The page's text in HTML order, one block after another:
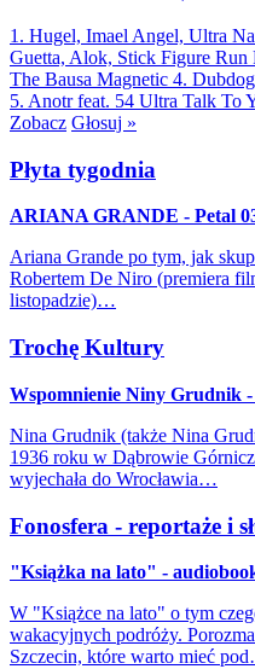
1. Hugel, Imael Angel, Ultra
Guetta, Alok, Stick Figure Run
The Bausa Magnetic 4.
5. Anotr feat. 54 Ultra Talk To
Zobacz Głosuj »
Płyta tygodnia
ARIANA GRANDE - Petal
Ariana Grande po tym, jak
Robertem De Niro (premiera
listopadzie)…
Trochę Kultury
Wspomnienie Niny Grudnik -
Nina Grudnik (także Nina
1936 roku w Dąbrowie
wyjechała do Wrocławia…
Fonosfera - reportaże i
"Książka na lato" -
W "Książce na lato" o tym
wakacyjnych podróży.
Szczecin, które warto mieć